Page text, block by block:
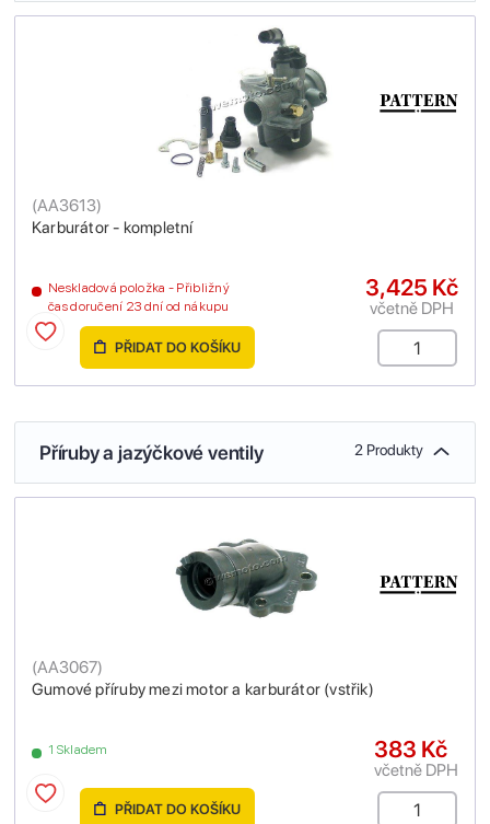
Karburátor - kompletní
(AA3613)
Neskladová položka - Přibližný
čas doručení 23 dní od nákupu
3,425 Kč
včetně DPH
PŘIDAT DO KOŠÍKU
Příruby a jazýčkové ventily 2 Produkty
Gumové příruby mezi motor a karburátor (vstřik)
(AA3067)
1 Skladem 383 Kč
včetně DPH
PŘIDAT DO KOŠÍKU